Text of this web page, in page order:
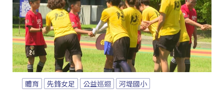
體育 先鋒女足 公益巡迴 河堤國小